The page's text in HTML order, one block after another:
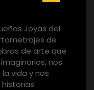
Joyas del
de
de arte que
nos
vida y nos